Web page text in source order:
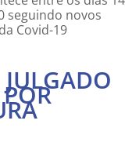
seguindo novos
Covid-19
JULGADO